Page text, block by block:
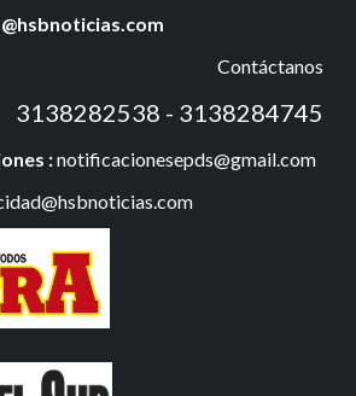
Contáctanos
3138282538 - 3138284745
:notificacionesepds@gmail.com